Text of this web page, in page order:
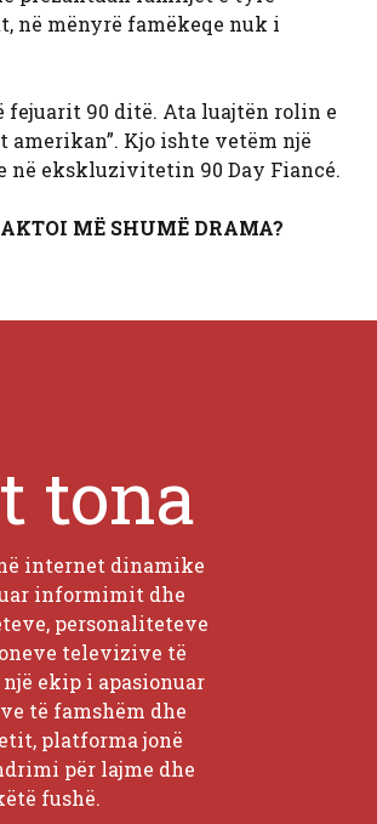
në mënyrë famëkeqe nuk i
fejuarit 90 ditë. Ata luajtën rolin e
amerikan”. Kjo ishte vetëm një
në ekskluzivitetin 90 Day Fiancé.
MË SHUMË DRAMA?
tona
internet dinamike
informimit dhe
personaliteteve
televizive të
ekip i apasionuar
të famshëm dhe
platforma jonë
për lajme dhe
fushë.